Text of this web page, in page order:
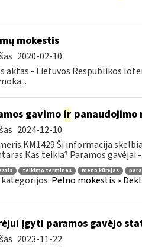
mokestis
2020-02-10
aktas - Lietuvos Respublikos
gavimo irpanaudojimo
2024-12-10
KM1429 Ši informacija
Kas teikia? Paramos gavėjai
teikimo terminas meno kūrėjas
Pelno mokestis »
įgyti paramos gavėjo
2023-11-22